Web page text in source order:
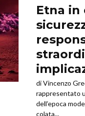
Etna in
di Vincenzo
rappresentato
dell’epoca
colata...